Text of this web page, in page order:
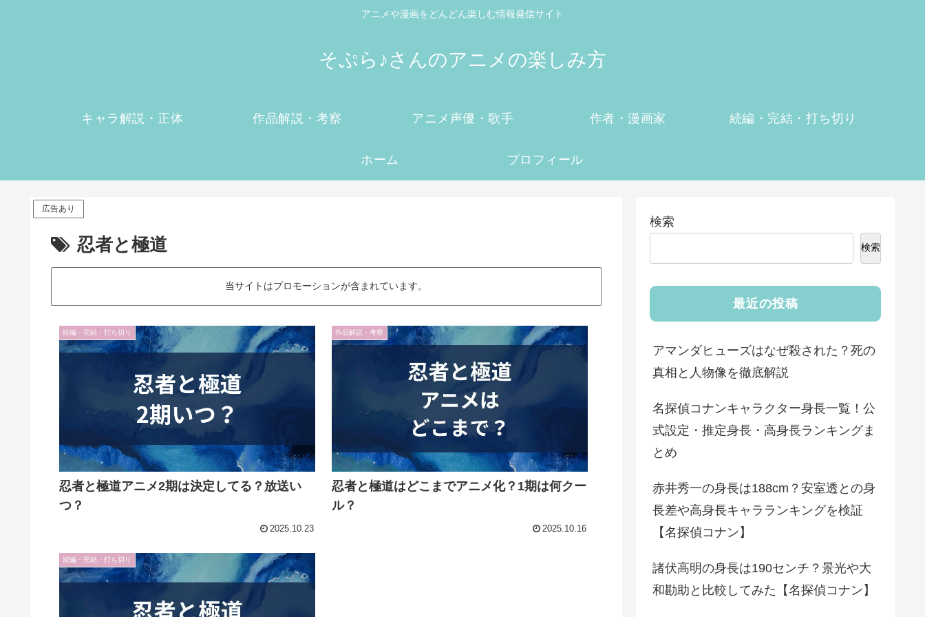
アニメや漫画をどんどん楽しむ情報発信サイト
そぷら♪さんのアニメの楽しみ方
キャラ解説・正体 作品解説・考察 アニメ声優・歌手 作者・漫画家 続編・完結・打ち切り
ホーム プロフィール
広告あり
忍者と極道
当サイトはプロモーションが含まれています。
続編・完結・打ち切り
忍者と極道アニメ2期は決定してる？放送い
つ？
2025.10.23
作品解説・考察
忍者と極道はどこまでアニメ化？1期は何クー
ル？
2025.10.16
続編・完結・打ち切り
検索
検索
最近の投稿
アマンダヒューズはなぜ殺された？死の
真相と人物像を徹底解説
名探偵コナンキャラクター身長一覧！公
式設定・推定身長・高身長ランキングま
とめ
赤井秀一の身長は188cm？安室透との身
長差や高身長キャラランキングを検証
【名探偵コナン】
諸伏高明の身長は190センチ？景光や大
和勘助と比較してみた【名探偵コナン】